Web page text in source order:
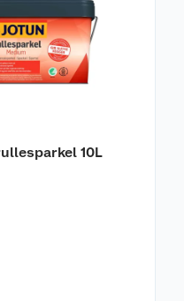
10L